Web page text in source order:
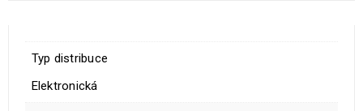
Typ distribuce
Elektronická